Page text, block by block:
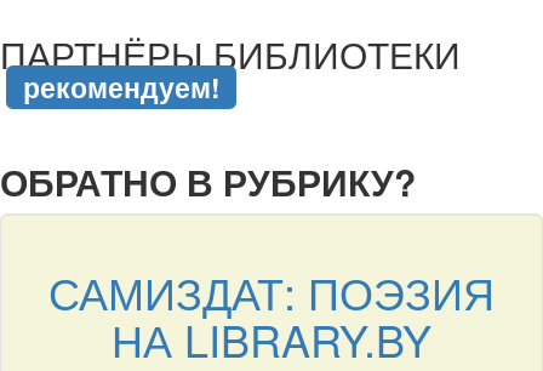
ПАРТНЁРЫ БИБЛИОТЕКИ
рекомендуем!
ОБРАТНО В РУБРИКУ?
САМИЗДАТ: ПОЭЗИЯ
НА LIBRARY.BY